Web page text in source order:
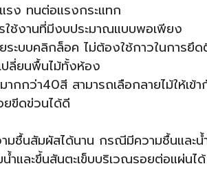
รง ทนต่อแรงกระแทก
ใช้งานที่มีงบประมาณแบบพอเพียง
บบคลิกล็อค ไม่ต้องใช้กาวในการยึ
ปลี่ยนพื้นไม้ทั้งห้อง
กกว่า40สี สามารถเลือกลายไม้ให้เข้
ขีดข่วนได้ดี
มชื้นสัมผัสได้นาน กรณีมีความชื้นและ
น้ำและขึ้นสันตะเข็บบริเวณรอยต่อแผ่นได้